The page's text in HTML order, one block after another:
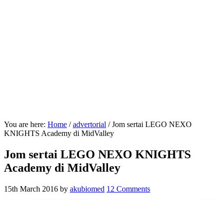
You are here: Home / advertorial /Jom sertai LEGO NEXO
KNIGHTS Academy di MidValley
Jom sertai LEGO NEXO KNIGHTS
Academy di MidValley
15th March 2016 by akubiomed 12 Comments